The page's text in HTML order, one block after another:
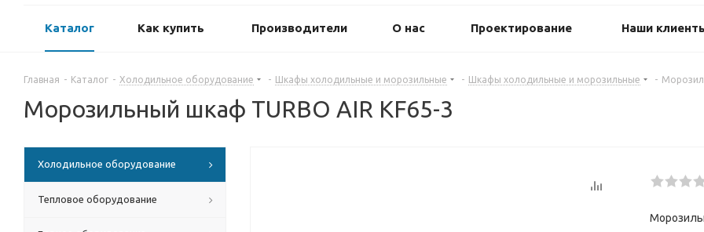
Каталог Как купить Производители О нас Проектирование Наши
Главная - Каталог - Холодильное оборудование - Шкафы холодильные и морозильные - Шкафы холодильные и морозильные -
Морозильный шкаф TURBO AIR KF65-3
Холодильное оборудование
Тепловое оборудование